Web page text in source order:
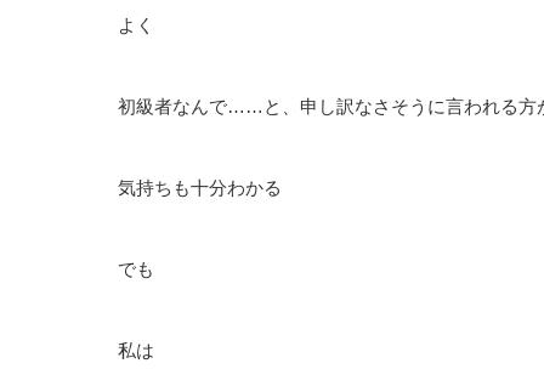
よく
初級者なんで……と、申し訳なさそうに言われる方
気持ちも十分わかる
でも
私は